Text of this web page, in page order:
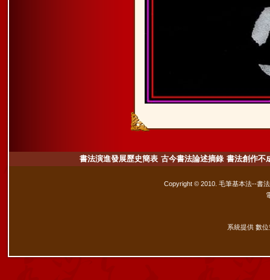
書法演進發展歷史簡表 古今書法論述摘錄 書法創作不
Copyright © 2010. 毛筆基本法--書
系統提供 數